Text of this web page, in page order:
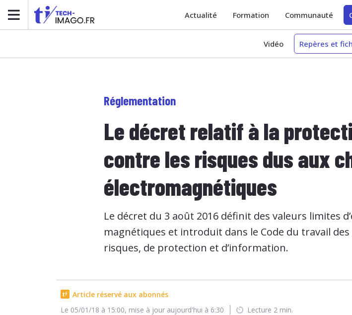
Actualité Formation Communauté
Vidéo Repères et
Réglementation
Le décret relatif à la
contre les risques dus aux
électromagnétiques
Le décret du 3 août 2016 définit des valeurs limites
magnétiques et introduit dans le Code du travail
risques, de protection et d’information.
Article réservé aux abonnés
Le 05/01/18 à 15:00, mise à jour aujourd'hui à 6:30
Lecture 2 min.